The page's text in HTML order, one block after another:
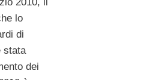
lo
di
stata
dei